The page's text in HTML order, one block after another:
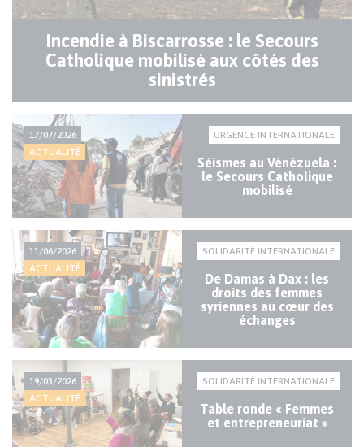
Incendie à Biscarrosse : le Secours
Catholique mobilisé aux côtés des
sinistrés
17/07/2026
ACTUALITÉ
URGENCE INTERNATIONALE
Séismes au Vénézuela :
le Secours Catholique
mobilisé
11/06/2026
ACTUALITÉ
SOLIDARITÉ INTERNATIONALE
De Damas à Dax : les
droits des femmes
syriennes au cœur des
échanges
19/03/2026
ACTUALITÉ
SOLIDARITÉ INTERNATIONALE
Table ronde « Femmes
et entrepreneuriat »